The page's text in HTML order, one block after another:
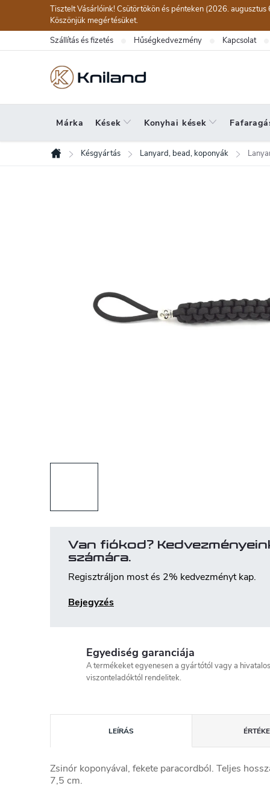
fő
tartalomhoz
Tisztelt Vásárlóink! Csütörtökön és pénteken (2026.
Köszönjük megértésüket.
Szállítás és fizetés Hűségkedvezmény Kapcsolat
Márka Kések Konyhai kések
Kezdőlap
Késgyártás Lanyard, bead, koponyák
Van fiókod?
számára.
Regisztráljon most és 2% kedvezményt kap.
Bejegyzés
Egyediség garanciája
A termékeket egyenesen a gyártótól vagy a hivatalos
viszonteladóktól rendelitek.
LEÍRÁS
Zsinór koponyával, fekete paracordból. Teljes
7,5 cm.